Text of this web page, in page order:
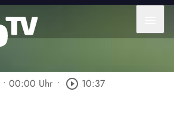
• 00:00 Uhr • play_circle_outline 10:37